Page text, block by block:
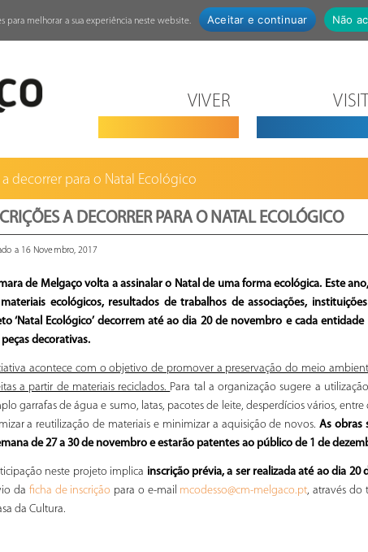
VIVER
decorrer para o Natal Ecológico
A DECORRER PARA O NATAL ECOLÓGICO
a 16 Novembro, 2017
de Melgaço volta a assinalar o Natal de uma forma ecológica. Este
ecológicos, resultados de trabalhos de associações,
‘Natal Ecológico’ decorrem até ao dia 20 de novembro e cada
decorativas.
acontece com o objetivo de promover a preservação do meio
a partir de materiais reciclados. Para tal a organização sugere a
garrafas de água e sumo, latas, pacotes de leite, desperdícios vários,
a reutilização de materiais e minimizar a aquisição de novos.As obras
de 27 a 30 de novembro e estarão patentes ao público de 1 de
neste projeto implica inscrição prévia, a ser realizada até ao dia 20
da ficha de inscrição para o e-mail mcodesso@cm-melgaco.pt, através do
da Cultura.
para melhorar a sua experiência neste website. Aceitar e continuar Não